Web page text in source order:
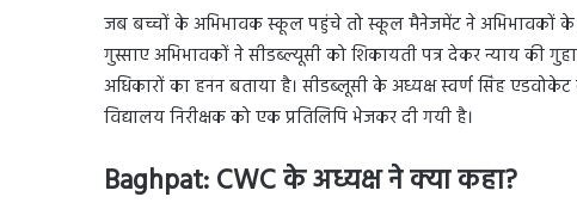
जब बच्चों के अभिभावक स्कूल पहुंचे तो स्कूल मैनेजमेंट ने अभिभावकों के
गुस्साए अभिभावकों ने सीडब्ल्यूसी को शिकायती पत्र देकर न्याय की
अधिकारों का हनन बताया है। सीडब्लूसी के अध्यक्ष स्वर्ण सिंह
विद्यालय निरीक्षक को एक प्रतिलिपि भेजकर दी गयी है।
Baghpat: CWC के अध्यक्ष ने क्या कहा?